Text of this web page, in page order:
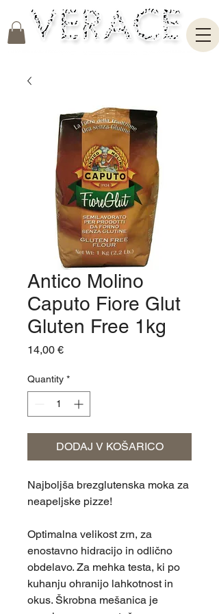
Antico Molino
Caputo Fiore Glut
Gluten Free 1kg
14,00 €Price
Quantity *
DODAJ V KOŠARICO
Najboljša brezglutenska moka za
neapeljske pizze!
Optimalna velikost zrn, za
enostavno hidracijo in odlično
obdelavo. Za mehka testa, ki po
kuhanju ohranijo lahkotnost in
okus. Škrobna mešanica je